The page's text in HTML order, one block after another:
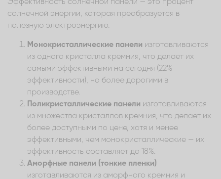
Эффективность солнечной панели — это процент
солнечной энергии, которая преобразуется в
полезную электроэнергию.
Монокристаллические панели изготавливаются
из одного кристалла кремния, что делает их
самыми эффективными на сегодня (22%
эффективности), но более дорогими в
производстве.
Поликристаллические панели изготавливаются
из множества кристаллов кремния, что делает их
более доступными по цене, хотя и менее
эффективными, чем монокристаллические — их
эффективность составляет до 18%.
Аморфные панели (тонкие пленки)
изготавливаются из аморфного кремния и